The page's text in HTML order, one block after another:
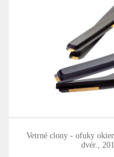
Vetrné clony - ofuky
dvér.,